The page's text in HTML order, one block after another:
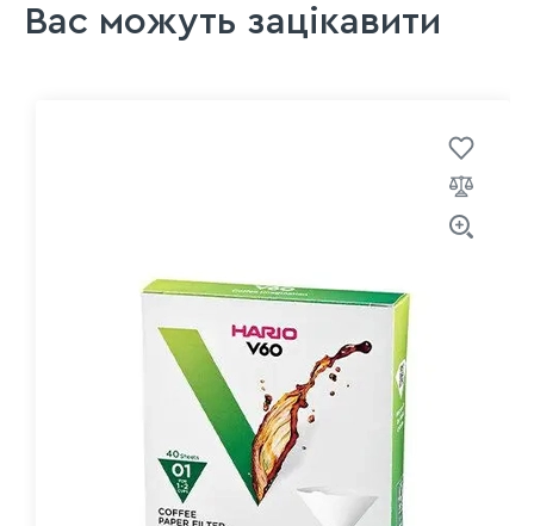
Вас можуть зацікавити